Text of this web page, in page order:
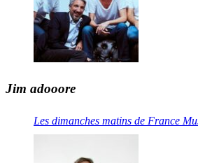
Jim adooore
Les dimanches matins de France